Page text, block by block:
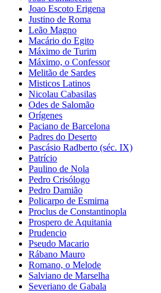
Joao Escoto Erigena
Justino de Roma
Leão Magno
Macário do Egito
Máximo de Turim
Máximo, o Confessor
Melitão de Sardes
Misticos Latinos
Nicolau Cabasilas
Odes de Salomão
Orígenes
Paciano de Barcelona
Padres do Deserto
Pascásio Radberto (séc. IX)
Patrício
Paulino de Nola
Pedro Crisólogo
Pedro Damião
Policarpo de Esmirna
Proclus de Constantinopla
Prospero de Aquitania
Prudencio
Pseudo Macario
Rábano Mauro
Romano, o Melode
Salviano de Marselha
Severiano de Gabala